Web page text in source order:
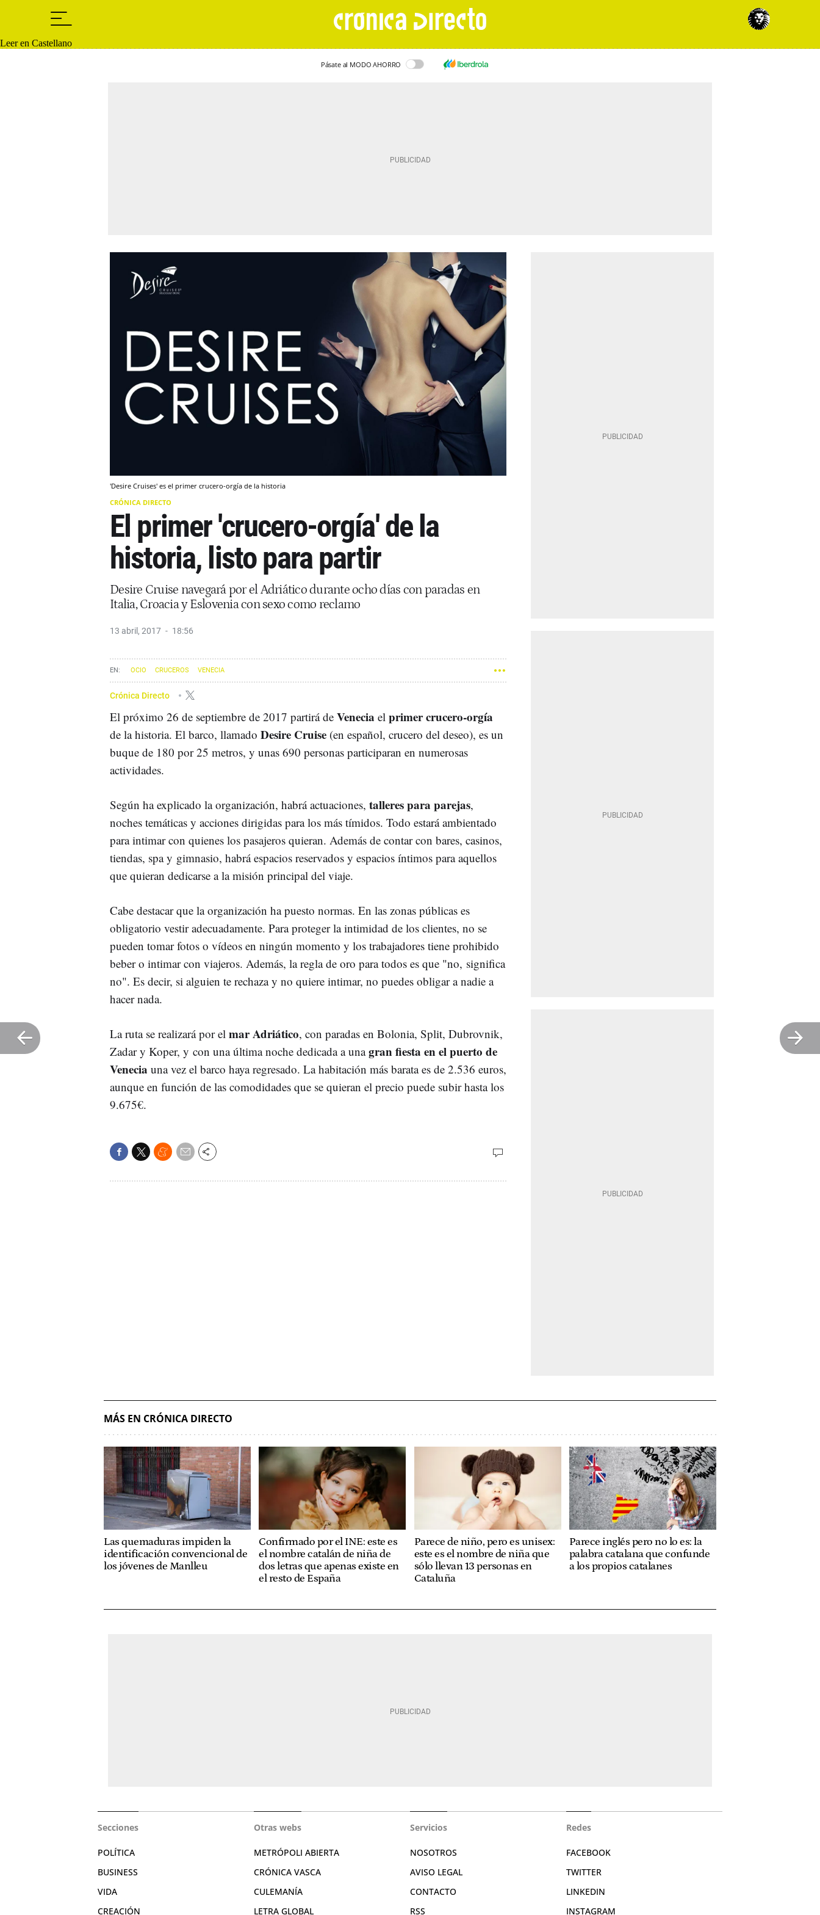
Leer en Castellano
Pásate al MODO AHORRO
'Desire Cruises' es el primer crucero-orgía de la historia
CRÓNICA DIRECTO
El primer 'crucero-orgía' de la
historia, listo para partir
Desire Cruise navegará por el Adriático durante ocho días con paradas en
Italia, Croacia y Eslovenia con sexo como reclamo
13 abril, 2017 18:56
OCIO CRUCEROS VENECIA
Crónica Directo
El próximo 26 de septiembre de 2017 partirá de Venecia el primer crucero-orgía
de la historia. El barco, llamado Desire Cruise (en español, crucero del deseo), es un
buque de 180 por 25 metros, y unas 690 personas participaran en numerosas
actividades.
Según ha explicado la organización, habrá actuaciones, talleres para parejas,
noches temáticas y acciones dirigidas para los más tímidos. Todo estará ambientado
para intimar con quienes los pasajeros quieran. Además de contar con bares, casinos,
tiendas, spa y gimnasio, habrá espacios reservados y espacios íntimos para aquellos
que quieran dedicarse a la misión principal del viaje.
Cabe destacar que la organización ha puesto normas. En las zonas públicas es
obligatorio vestir adecuadamente. Para proteger la intimidad de los clientes, no se
pueden tomar fotos o vídeos en ningún momento y los trabajadores tiene prohibido
beber o intimar con viajeros. Además, la regla de oro para todos es que "no, significa
no". Es decir, si alguien te rechaza y no quiere intimar, no puedes obligar a nadie a
hacer nada.
La ruta se realizará por el mar Adriático, con paradas en Bolonia, Split, Dubrovnik,
Zadar y Koper, y con una última noche dedicada a unagran fiesta en el puerto de
Venecia una vez el barco haya regresado. La habitación más barata es de 2.536 euros,
aunque en función de las comodidades que se quieran el precio puede subir hasta los
9.675€.
MÁS EN CRÓNICA DIRECTO
Las quemaduras impiden la
identificación convencional de
los jóvenes de Manlleu
Confirmado por el INE: este es
el nombre catalán de niña de
dos letras que apenas existe en
el resto de España
Parece de niño, pero es unisex:
este es el nombre de niña que
sólo llevan 13 personas en
Cataluña
Parece inglés pero no lo es: la
palabra catalana que confunde
a los propios catalanes
Secciones
POLÍTICA
BUSINESS
VIDA
CREACIÓN
Otras webs
METRÓPOLI ABIERTA
CRÓNICA VASCA
CULEMANÍA
LETRA GLOBAL
Servicios
NOSOTROS
AVISO LEGAL
CONTACTO
RSS
Redes
FACEBOOK
TWITTER
LINKEDIN
INSTAGRAM